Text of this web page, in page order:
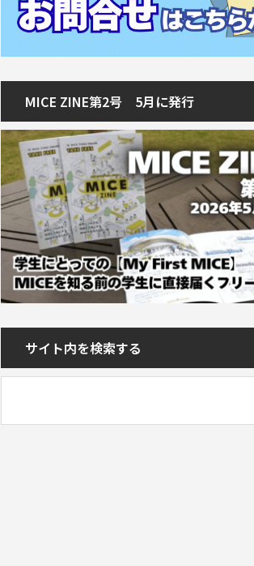
MICE ZINE第2号 5月に発行
サイト内を検索する